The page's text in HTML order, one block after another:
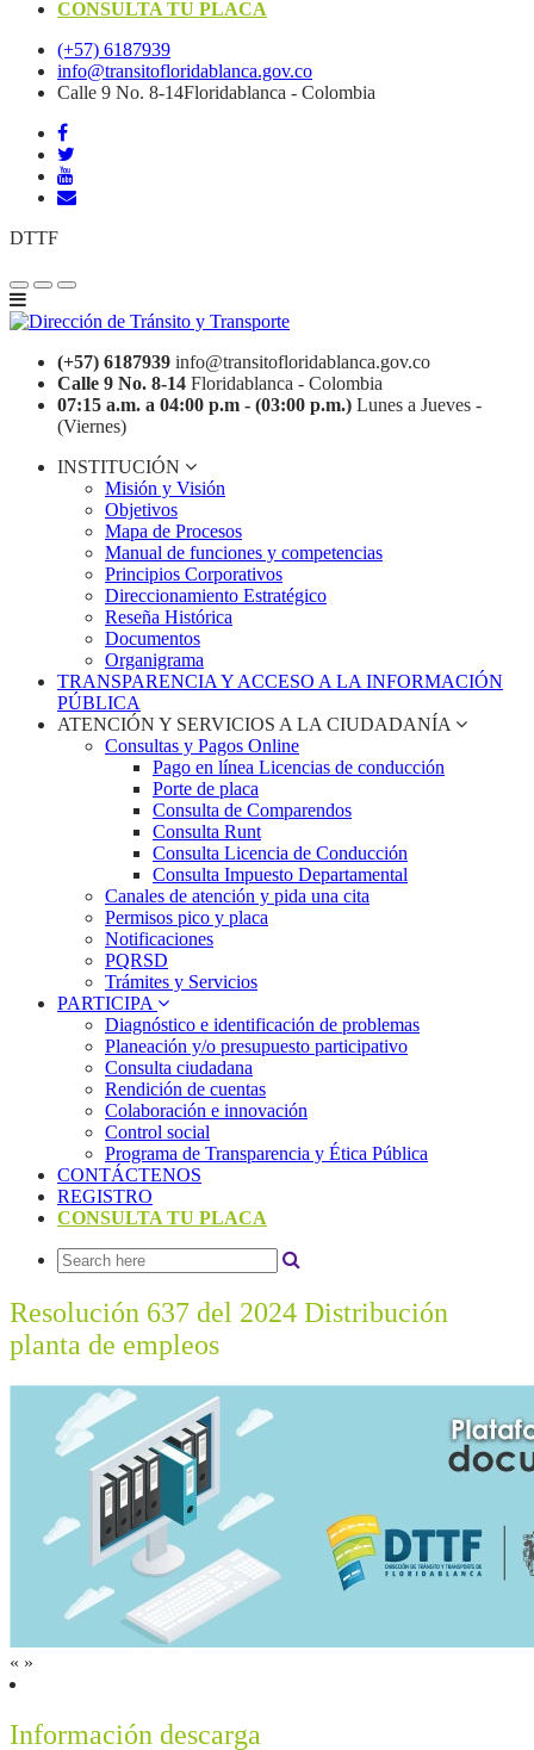
CONSULTA TU PLACA
(+57) 6187939
info@transitofloridablanca.gov.co
Calle 9 No. 8-14Floridablanca - Colombia
DTTF
(+57) 6187939 info@transitofloridablanca.gov.co
Calle 9 No. 8-14 Floridablanca - Colombia
07:15 a.m. a 04:00 p.m - (03:00 p.m.) Lunes a Jueves -
(Viernes)
INSTITUCIÓN
Misión y Visión
Objetivos
Mapa de Procesos
Manual de funciones y competencias
Principios Corporativos
Direccionamiento Estratégico
Reseña Histórica
Documentos
Organigrama
TRANSPARENCIA Y ACCESO A LA INFORMACIÓN
PÚBLICA
ATENCIÓN Y SERVICIOS A LA CIUDADANÍA
Consultas y Pagos Online
Pago en línea Licencias de conducción
Porte de placa
Consulta de Comparendos
Consulta Runt
Consulta Licencia de Conducción
Consulta Impuesto Departamental
Canales de atención y pida una cita
Permisos pico y placa
Notificaciones
PQRSD
Trámites y Servicios
PARTICIPA
Diagnóstico e identificación de problemas
Planeación y/o presupuesto participativo​
Consulta ciudadana
Rendición de cuentas
Colaboración e innovación
Control social
Programa de Transparencia y Ética Pública
CONTÁCTENOS
REGISTRO
CONSULTA TU PLACA
Resolución 637 del 2024 Distribución
planta de empleos
« »
Información descarga